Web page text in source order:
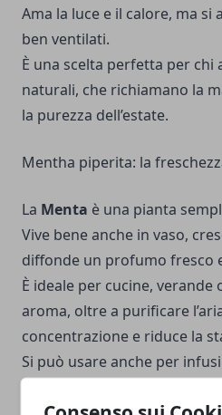
Ama la luce e il calore, ma si
ben ventilati.
È una scelta perfetta per
naturali, che richiamano la
la purezza dell’estate.
Mentha piperita: la
La Menta è una pianta
Vive bene anche in vaso,
diffonde un profumo fresco
È ideale per cucine, verande
aroma, oltre a purificare
concentrazione e riduce la
Si può usare anche per